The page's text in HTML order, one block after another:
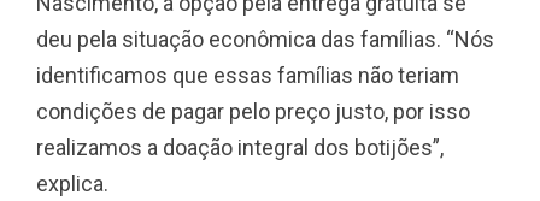
deu pela situação econômica das famílias. “Nós
identificamos que essas famílias não teriam
condições de pagar pelo preço justo, por isso
realizamos a doação integral dos botijões”,
explica.